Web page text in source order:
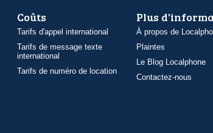
Coûts
Tarifs d'appel international
Tarifs de message texte
international
Tarifs de numéro de location
Plus
À propos de
Plaintes
Le Blog Localphone
Contactez-nous